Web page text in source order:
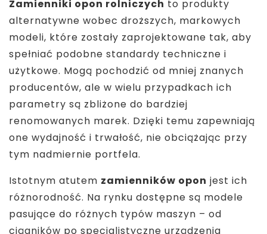
Zamienniki opon rolniczych to produkty
alternatywne wobec droższych, markowych
modeli, które zostały zaprojektowane tak, aby
spełniać podobne standardy techniczne i
użytkowe. Mogą pochodzić od mniej znanych
producentów, ale w wielu przypadkach ich
parametry są zbliżone do bardziej
renomowanych marek. Dzięki temu zapewniają
one wydajność i trwałość, nie obciążając przy
tym nadmiernie portfela.
Istotnym atutem zamienników opon jest ich
różnorodność. Na rynku dostępne są modele
pasujące do różnych typów maszyn – od
ciągników po specjalistyczne urządzenia